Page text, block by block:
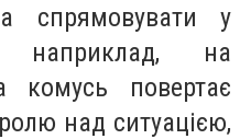
спрямовувати у
наприклад, на
комусь повертає
над ситуацією,